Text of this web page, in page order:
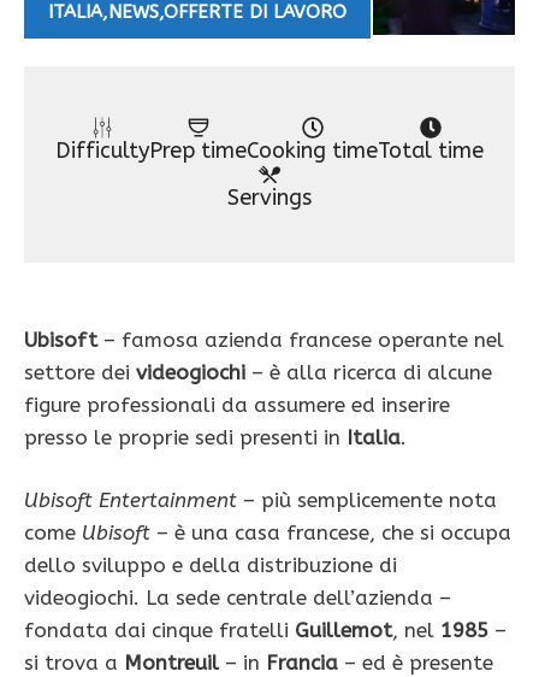
ITALIA,NEWS,OFFERTE DI LAVORO
DifficultyPrep timeCooking timeTotal time
Servings
Ubisoft– famosa azienda francese operante nel
settore dei videogiochi – è alla ricerca di alcune
figure professionali da assumere ed inserire
presso le proprie sedi presenti in Italia.
Ubisoft Entertainment – più semplicemente nota
come Ubisoft – è una casa francese, che si occupa
dello sviluppo e della distribuzione di
videogiochi. La sede centrale dell’azienda –
fondata dai cinque fratelli Guillemot, nel 1985 –
si trova a Montreuil– in Francia – ed è presente